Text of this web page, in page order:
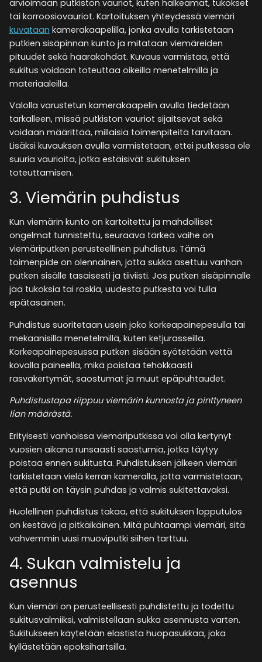
arvioimaan putkiston vauriot, kuten halkeamat, tukokset
tai korroosiovauriot. Kartoituksen yhteydessä viemäri
kuvataan kamerakaapelilla, jonka avulla tarkistetaan
putkien sisäpinnan kunto ja mitataan viemäreiden
pituudet sekä haarakohdat. Kuvaus varmistaa, että
sukitus voidaan toteuttaa oikeilla menetelmillä ja
materiaaleilla​.
Valolla varustetun kamerakaapelin avulla tiedetään
tarkalleen, missä putkiston vauriot sijaitsevat sekä
voidaan määrittää, millaisia toimenpiteitä tarvitaan.
Lisäksi kuvauksen avulla varmistetaan, ettei putkessa ole
suuria vaurioita, jotka estäisivät sukituksen
toteuttamisen​.
3. Viemärin puhdistus
Kun viemärin kunto on kartoitettu ja mahdolliset
ongelmat tunnistettu, seuraava tärkeä vaihe on
viemäriputken perusteellinen puhdistus. Tämä
toimenpide on olennainen, jotta sukka asettuu vanhan
putken sisälle tasaisesti ja tiiviisti. Jos putken sisäpinnalle
jää tukoksia tai roskia, uudesta putkesta voi tulla
epätasainen.
Puhdistus suoritetaan usein joko korkeapainepesulla tai
mekaanisilla menetelmillä, kuten ketjurasseilla.
Korkeapainepesussa putken sisään syötetään vettä
kovalla paineella, mikä poistaa tehokkaasti
rasvakertymät, saostumat ja muut epäpuhtaudet.
Puhdistustapa riippuu viemärin kunnosta ja pinttyneen
lian määrästä.
Erityisesti vanhoissa viemäriputkissa voi olla kertynyt
vuosien aikana runsaasti saostumia, jotka täytyy
poistaa ennen sukitusta. Puhdistuksen jälkeen viemäri
tarkistetaan vielä kerran kameralla, jotta varmistetaan,
että putki on täysin puhdas ja valmis sukitettavaksi.
Huolellinen puhdistus takaa, että sukituksen lopputulos
on kestävä ja pitkäikäinen. Mitä puhtaampi viemäri, sitä
vahvemmin uusi muoviputki siihen tarttuu.
4. Sukan valmistelu ja
asennus
Kun viemäri on perusteellisesti puhdistettu ja todettu
sukitusvalmiiksi, valmistellaan sukka asennusta varten.
Sukitukseen käytetään elastista huopasukkaa, joka
kyllästetään epoksihartsilla.